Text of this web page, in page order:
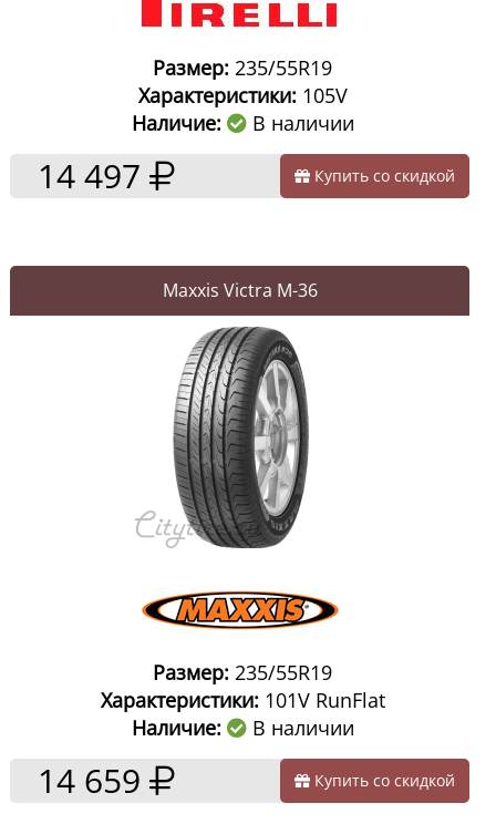
Размер: 235/55R19
Характеристики:105V
Наличие:
В наличии
14 497 Купить со скидкой
Maxxis Victra M-36
Размер: 235/55R19
Характеристики:101V RunFlat
Наличие:
В наличии
14 659 Купить со скидкой